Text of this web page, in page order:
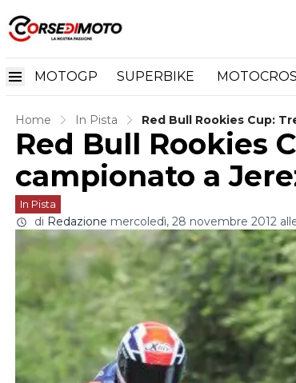
MOTOGP SUPERBIKE
Home In Pista Red Bull Rookies Cup:
Red Bull Rookies
campionato a
In Pista
di Redazione mercoledì, 28 novembre 2012